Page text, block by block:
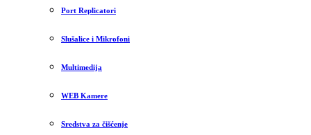
Port Replicatori
Slušalice i Mikrofoni
Multimedija
WEB Kamere
Sredstva za čišćenje